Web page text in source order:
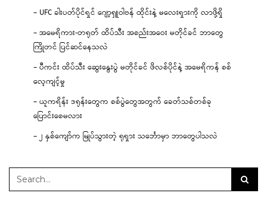
– UFC ခါးပတ်ပိုင်ရှင် ဂျော့ရှူဝါဗန် ထိုင်းနဲ့ မလေးရှားကို လာဖို့ရှိ
– အမေရိကား-တရုတ် ထိပ်သီး အစည်းအဝေး မတိုင်ခင် ဘာတွေ
ကြိုတင် ပြင်ဆင်နေသလဲ
– ပီကင်း ထိပ်သီး ဆွေးနွေးပွဲ မတိုင်ခင် ဖိလစ်ပိုင်နဲ့ အမေရိကန် စစ်
လေ့ကျင့်မှု
– ယူကရိန်း ဒရုန်းတွေက စစ်ပွဲတွေအတွက် ခေတ်သစ်တစ်ခု
ပြောင်းစေမလား
– ၂ နှစ်ကျော်က မြုပ်သွားတဲ့ ရုရှား သင်္ဘောမှာ ဘာတွေပါသလဲ